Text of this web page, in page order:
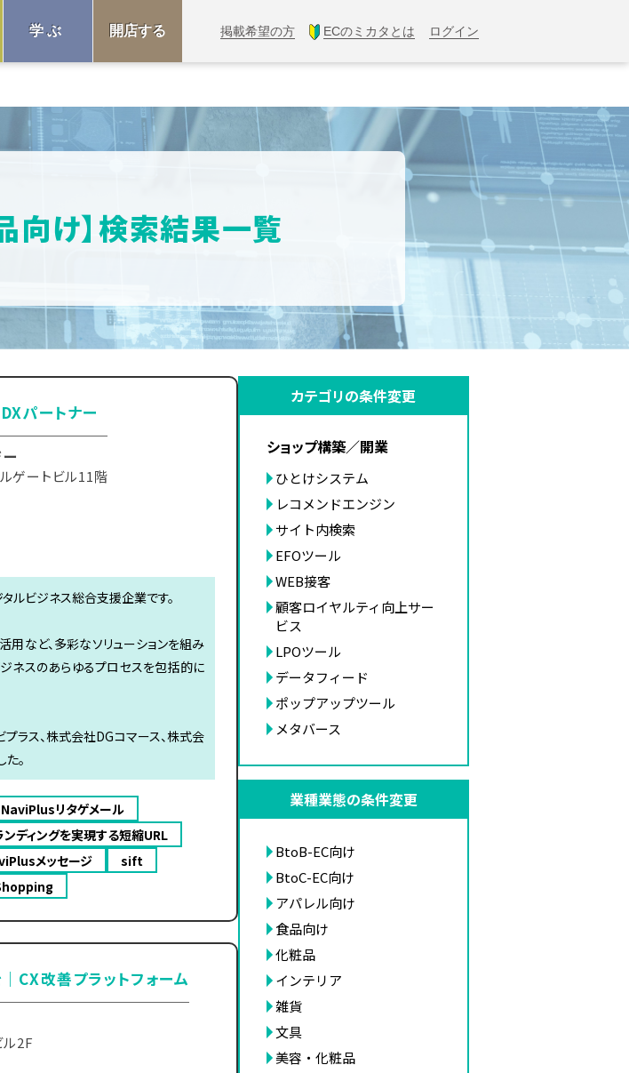
学ぶ 開店する 掲載希望の方 ECのミカタとは ログイン
向け】検索結果一覧
パートナー
ゲートビル11階
ルビジネス総合支援企業です。
用など、多彩なソリューションを組み
ジネスのあらゆるプロセスを包括的に
ラス、株式会社DGコマース、株式会
。
NaviPlusリタゲメール
ィングを実現する短縮URL
メッセージ
sift
CX改善プラットフォーム
2F
カテゴリの条件変更
ショップ構築／開業
ひとけシステム
レコメンドエンジン
サイト内検索
EFOツール
WEB接客
顧客ロイヤルティ向上サー
ビス
LPOツール
データフィード
ポップアップツール
メタバース
業種業態の条件変更
BtoB-EC向け
BtoC-EC向け
アパレル向け
食品向け
化粧品
インテリア
雑貨
文具
美容・化粧品